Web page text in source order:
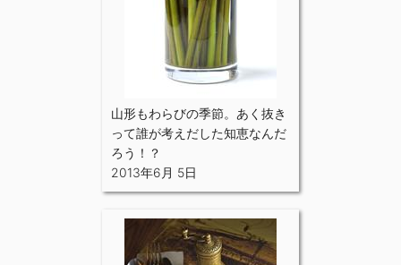
山形もわらびの季節。あく抜き
って誰が考えだした知恵なんだ
ろう！？
2013年6月 5日